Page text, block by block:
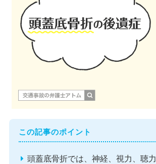
この記事のポイント
頭蓋底骨折では、神経、視力、聴